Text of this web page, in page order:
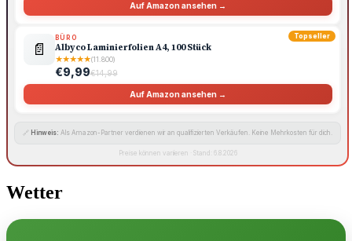
Auf Amazon ansehen →
Topseller
📄
BÜRO
Albyco Laminierfolien A4, 100 Stück
★★★★★(11.800)
€9,99€14,99
Auf Amazon ansehen →
🔗 Hinweis: Als Amazon-Partner verdienen wir an qualifizierten Verkäufen. Keine Mehrkosten für dich.
Preise können variieren · Stand: 6.8.2026
Wetter